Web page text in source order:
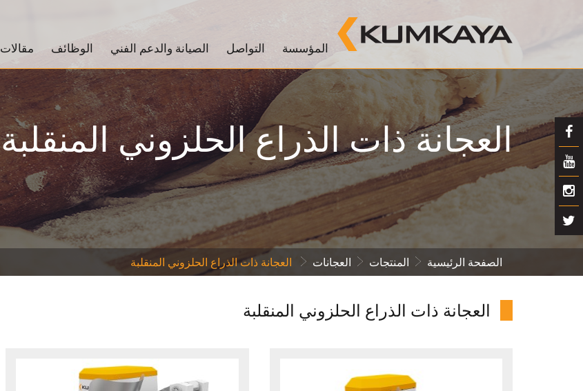
مقالات الوظائف الصيانة والدعم الفني التواصل المؤسسة
العجانة ذات الذراع الحلزوني المنقلبة
الصفحة الرئيسية المنتجات العجانات العجانة ذات الذراع الحلزوني المنقلبة
العجانة ذات الذراع الحلزوني المنقلبة